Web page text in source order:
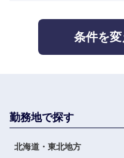
条件を
勤務地で探す
北海道・東北地方